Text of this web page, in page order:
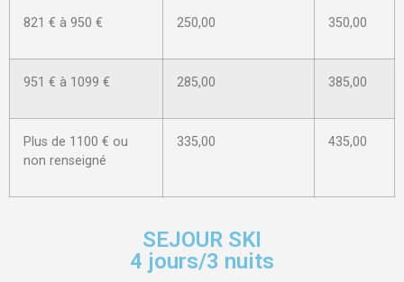
821 € à 950 € 250,00 350,00
951 € à 1099 € 285,00 385,00
Plus de 1100 € ou
non renseigné
335,00 435,00
SEJOUR SKI
4 jours/3 nuits